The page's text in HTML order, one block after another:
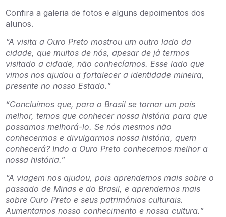
Confira a galeria de fotos e alguns depoimentos dos
alunos.
“A visita a Ouro Preto mostrou um outro lado da
cidade, que muitos de nós, apesar de já termos
visitado a cidade, não conhecíamos. Esse lado que
vimos nos ajudou a fortalecer a identidade mineira,
presente no nosso Estado.”
“Concluímos que, para o Brasil se tornar um país
melhor, temos que conhecer nossa história para que
possamos melhorá-lo. Se nós mesmos não
conhecermos e divulgarmos nossa história, quem
conhecerá? Indo a Ouro Preto conhecemos melhor a
nossa história.”
“A viagem nos ajudou, pois aprendemos mais sobre o
passado de Minas e do Brasil, e aprendemos mais
sobre Ouro Preto e seus patrimônios culturais.
Aumentamos nosso conhecimento e nossa cultura.”